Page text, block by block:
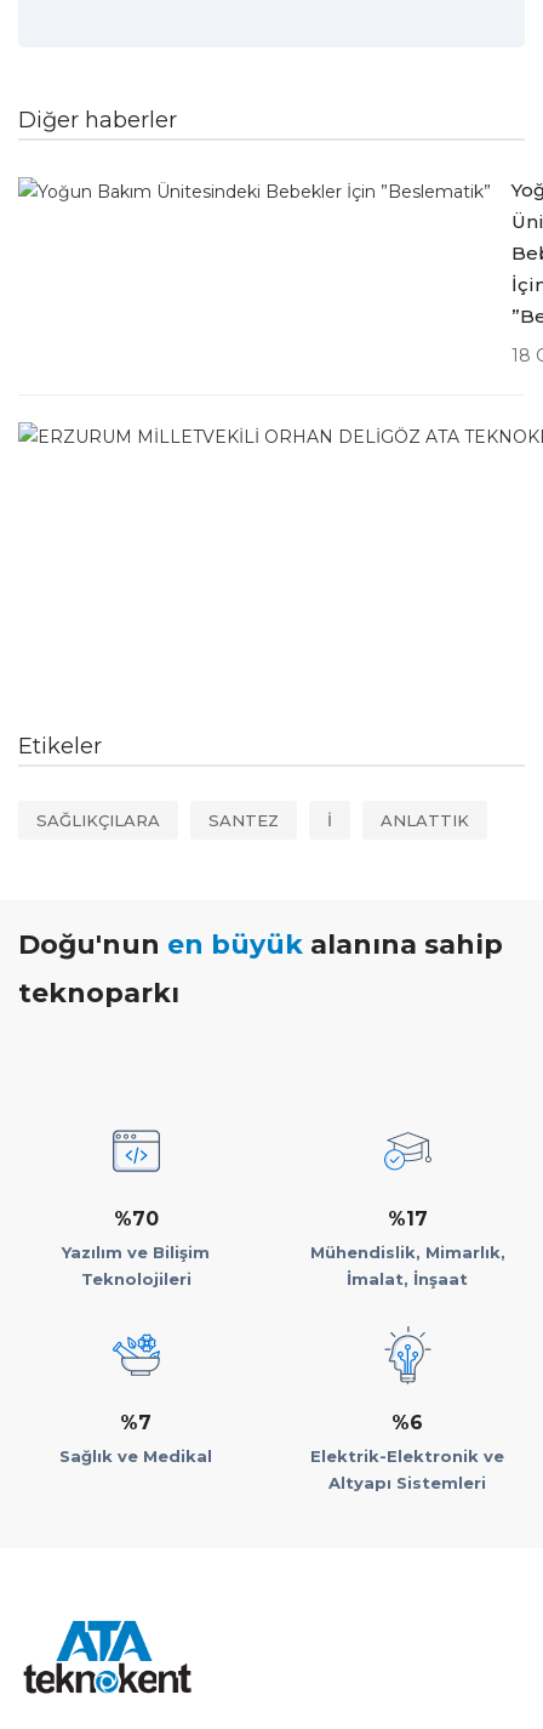
Diğer haberler
18
Etikeler
SAĞLIKÇILARA SANTEZ İ ANLATTIK
Doğu'nun en büyük alanına sahip
teknoparkı
%70
Yazılım ve Bilişim
Teknolojileri
%17
Mühendislik, Mimarlık,
İmalat, İnşaat
%7
Sağlık ve Medikal
%6
Elektrik-Elektronik ve
Altyapı Sistemleri